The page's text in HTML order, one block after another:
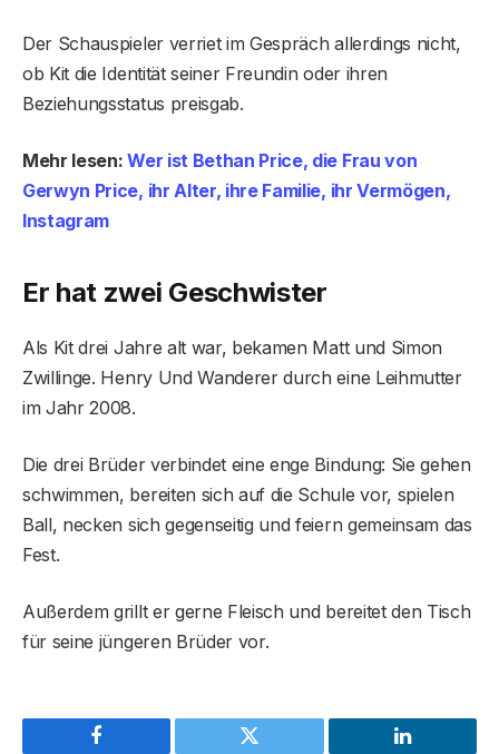
Der Schauspieler verriet im Gespräch allerdings nicht,
ob Kit die Identität seiner Freundin oder ihren
Beziehungsstatus preisgab.
Mehr lesen:Wer ist Bethan Price, die Frau von
Gerwyn Price, ihr Alter, ihre Familie, ihr Vermögen,
Instagram
Er hat zwei Geschwister
Als Kit drei Jahre alt war, bekamen Matt und Simon
Zwillinge. Henry Und Wanderer durch eine Leihmutter
im Jahr 2008.
Die drei Brüder verbindet eine enge Bindung: Sie gehen
schwimmen, bereiten sich auf die Schule vor, spielen
Ball, necken sich gegenseitig und feiern gemeinsam das
Fest.
Außerdem grillt er gerne Fleisch und bereitet den Tisch
für seine jüngeren Brüder vor.